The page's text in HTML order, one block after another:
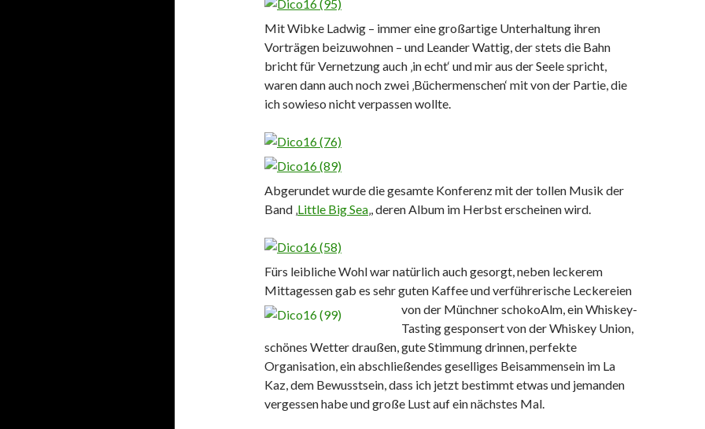
Mit Wibke Ladwig – immer eine großartige Unterhaltung ihren
Vorträgen beizuwohnen – und Leander Wattig, der stets die Bahn
bricht für Vernetzung auch ‚in echt‘ und mir aus der Seele spricht,
waren dann auch noch zwei ‚Büchermenschen‘ mit von der Partie, die
ich sowieso nicht verpassen wollte.
Abgerundet wurde die gesamte Konferenz mit der tollen Musik der
Band ‚Little Big Sea‚, deren Album im Herbst erscheinen wird.
Fürs leibliche Wohl war natürlich auch gesorgt, neben leckerem
Mittagessen gab es sehr guten Kaffee und verführerische Leckereien
von der Münchner schokoAlm, ein Whiskey-
Tasting gesponsert von der Whiskey Union,
schönes Wetter draußen, gute Stimmung drinnen, perfekte
Organisation, ein abschließendes geselliges Beisammensein im La
Kaz, dem Bewusstsein, dass ich jetzt bestimmt etwas und jemanden
vergessen habe und große Lust auf ein nächstes Mal.